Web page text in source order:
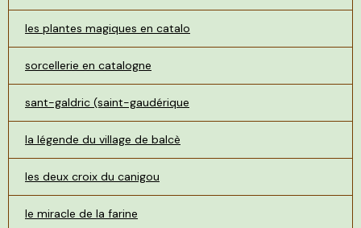
les plantes magiques en catalo
sorcellerie en catalogne
sant-galdric (saint-gaudérique
la légende du village de balcè
les deux croix du canigou
le miracle de la farine